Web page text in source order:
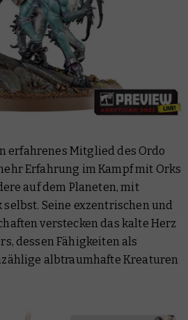
erfahrenes Mitglied des Ordo
Erfahrung im Kampf mit Orks
auf dem Planeten, mit
Seine exzentrischen und
verstecken das kalte Herz
dessen Fähigkeiten als
albtraumhafte Kreaturen